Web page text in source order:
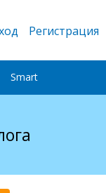
Регистрация
Smart